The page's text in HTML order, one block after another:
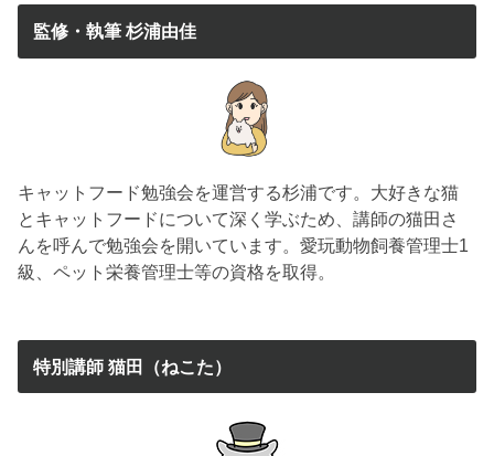
監修・執筆 杉浦由佳
キャットフード勉強会を運営する杉浦です。大好きな猫
とキャットフードについて深く学ぶため、講師の猫田さ
んを呼んで勉強会を開いています。愛玩動物飼養管理士1
級、ペット栄養管理士等の資格を取得。
特別講師 猫田（ねこた）